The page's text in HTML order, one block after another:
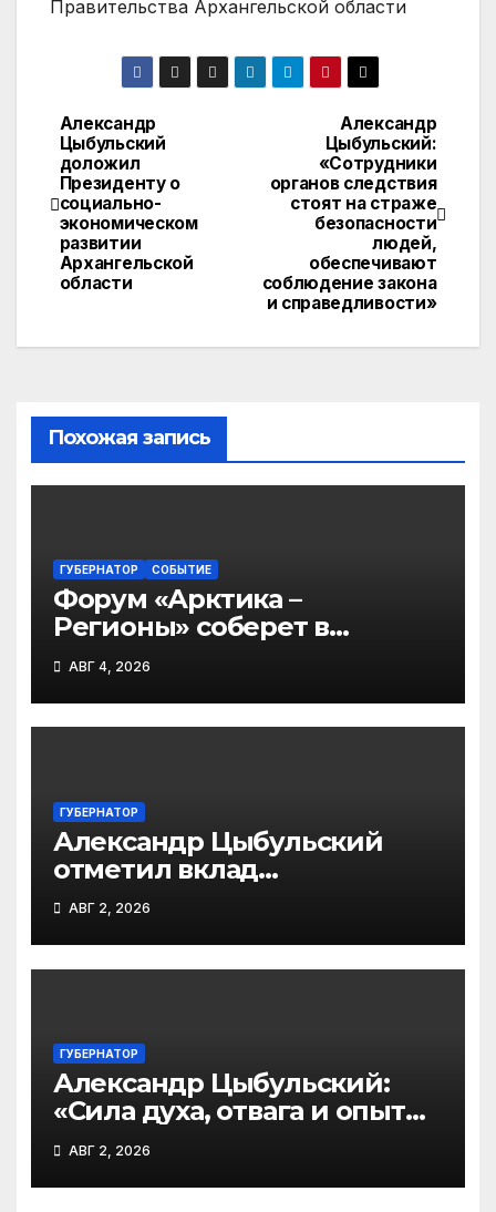
Правительства Архангельской области
Навигация
по
записям
Александр
Цыбульский:
«Сотрудники
органов следствия
стоят на страже
безопасности
людей,
обеспечивают
соблюдение закона
и справедливости»
Александр
Цыбульский
доложил
Президенту о
социально-
экономическом
развитии
Архангельской
области
Похожая запись
ГУБЕРНАТОР СОБЫТИЕ
Форум «Арктика –
Регионы» соберет в
Архангельске участников
из 45 регионов
АВГ 4, 2026
ГУБЕРНАТОР
Александр Цыбульский
отметил вклад
железнодорожников в
развитие Архангельской
области
АВГ 2, 2026
ГУБЕРНАТОР
Александр Цыбульский:
«Сила духа, отвага и опыт
воинов-десантников – залог
надежной защиты
Отечества»
АВГ 2, 2026